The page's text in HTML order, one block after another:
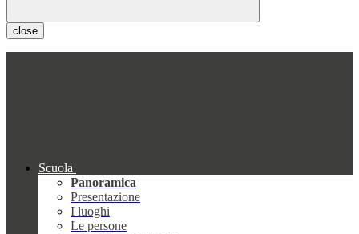
close
Scuola
Panoramica
Presentazione
I luoghi
Le persone